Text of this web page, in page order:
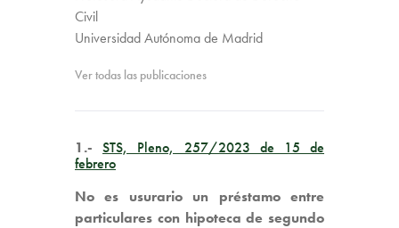
Civil
Universidad Autónoma de Madrid
Ver todas las publicaciones
1.-STS, Pleno, 257/2023 de 15 de
febrero
No es usurario un préstamo entre
particulares con hipoteca de segundo